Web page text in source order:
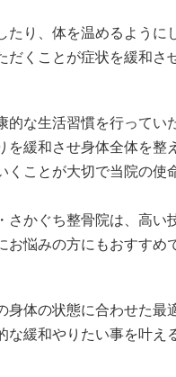
たり、体を温めるように
だくことが症状を緩和さ
的な生活習慣を行ってい
を緩和させ身体全体を整
くことが大切で当院の使
さかぐち整骨院は、高い
お悩みの方にもおすすめ
身体の状態に合わせた最
な緩和やりたい事を叶え